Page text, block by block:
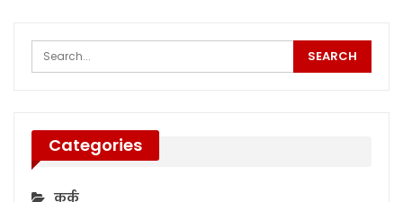
Categories
कर्क